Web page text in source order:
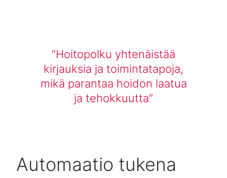
Hoitopolku yhtenäistää
kirjauksia ja toimintatapoja,
mikä parantaa hoidon laatua
ja tehokkuutta
Automaatio tukena